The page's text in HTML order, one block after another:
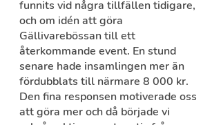
funnits vid några tillfällen tidigare,
och om idén att göra
Gällivarebössan till ett
återkommande event. En stund
senare hade insamlingen mer än
fördubblats till närmare 8 000 kr.
Den fina responsen motiverade oss
att göra mer och då började vi